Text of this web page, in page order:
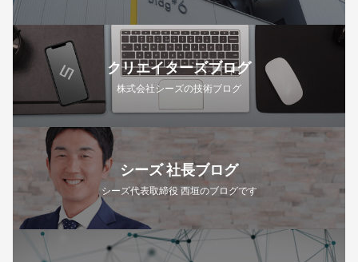
クリエイターズブログ
株式会社シーズの技術ブログ
シーズ 社長ブログ
シーズ代表取締役 西垣のブログです